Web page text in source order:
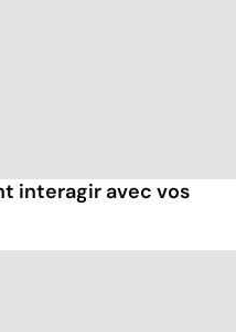
interagir avec vos